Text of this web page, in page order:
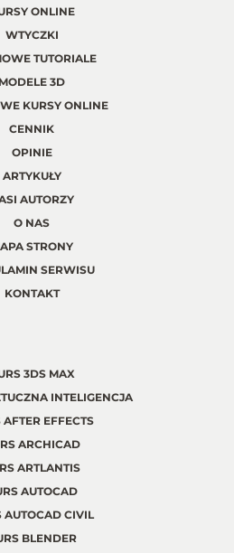
ONLINE
WTYCZKI
TUTORIALE
MODELE 3D
KURSY ONLINE
CENNIK
OPINIE
ARTYKUŁY
AUTORZY
O NAS
STRONY
SERWISU
KONTAKT
3DS MAX
INTELIGENCJA
AFTER EFFECTS
ARCHICAD
ARTLANTIS
AUTOCAD
AUTOCAD CIVIL
BLENDER